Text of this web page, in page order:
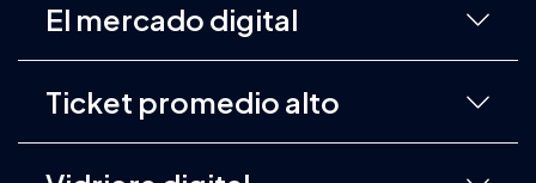
El mercado digital
Ticket promedio alto